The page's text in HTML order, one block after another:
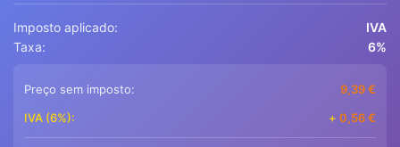
Imposto aplicado:
IVA
Taxa:
6%
Preço sem imposto: 9,39€
IVA (6%):
+ 0,56€